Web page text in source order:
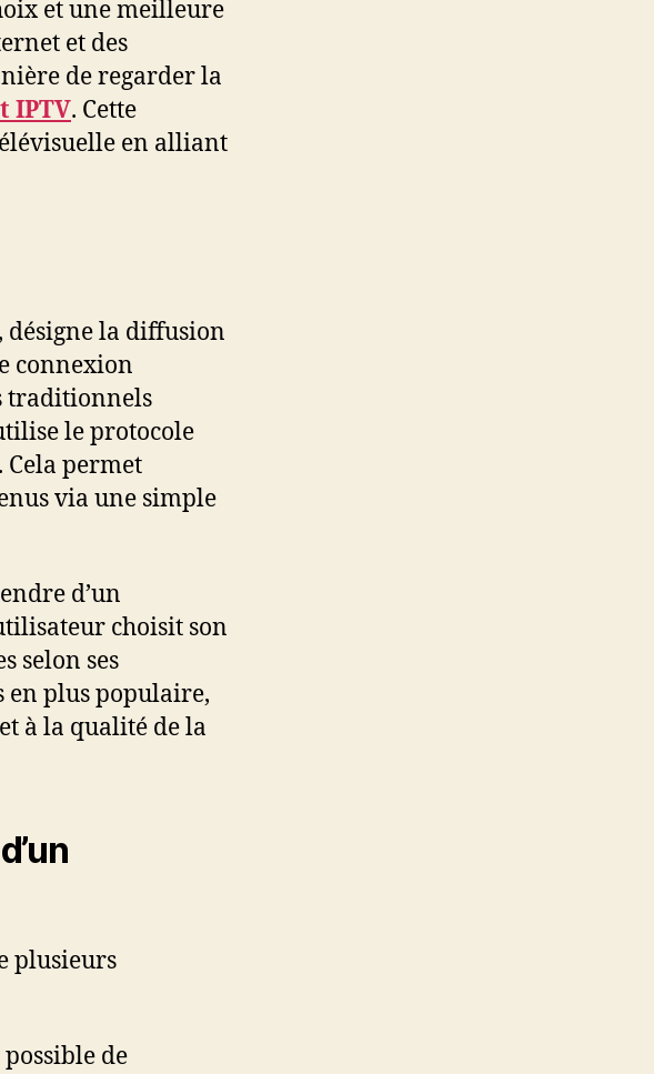
et une meilleure
et des
de regarder la
IPTV. Cette
en alliant
, désigne la diffusion
connexion
traditionnels
le protocole
permet
via une simple
d’un
choisit son
selon ses
en plus populaire,
à la qualité de la
plusieurs
possible de